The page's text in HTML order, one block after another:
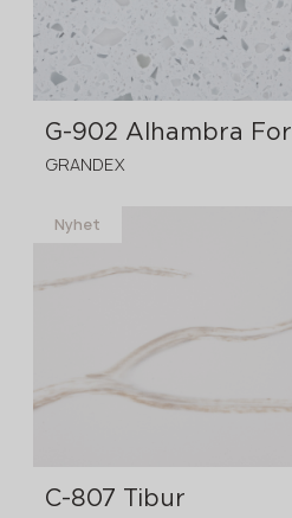
GRANDEX
Nyhet
C-807 Tibur